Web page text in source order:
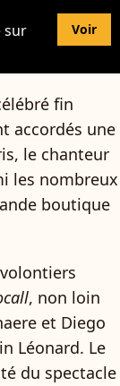
sur Voir
fin
accordés une
le chanteur
les nombreux
boutique
, non loin
et Diego
Léonard. Le
du spectacle